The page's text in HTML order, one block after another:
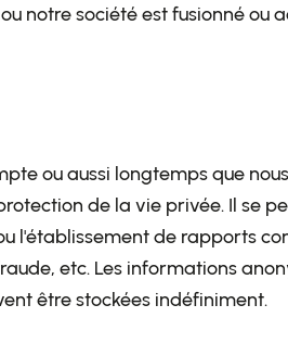
notre société est fusionné ou
ou aussi longtemps que
de la vie privée. Il se
l'établissement de rapports
etc. Les informations
être stockées indéfiniment.